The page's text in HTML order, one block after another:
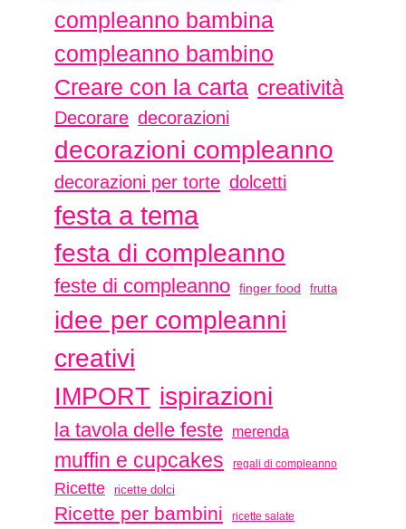
compleanno bambina
compleanno bambino
Creare con la carta creatività
Decorare decorazioni
decorazioni compleanno
decorazioni per torte dolcetti
festa a tema
festa di compleanno
feste di compleanno finger food frutta
idee per compleanni
creativi
IMPORT ispirazioni
la tavola delle feste merenda
muffin e cupcakes regali di compleanno
Ricette ricette dolci
Ricette per bambini ricette salate